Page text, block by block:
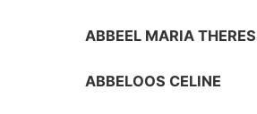
ABBEEL MARIA
ABBELOOS CELINE